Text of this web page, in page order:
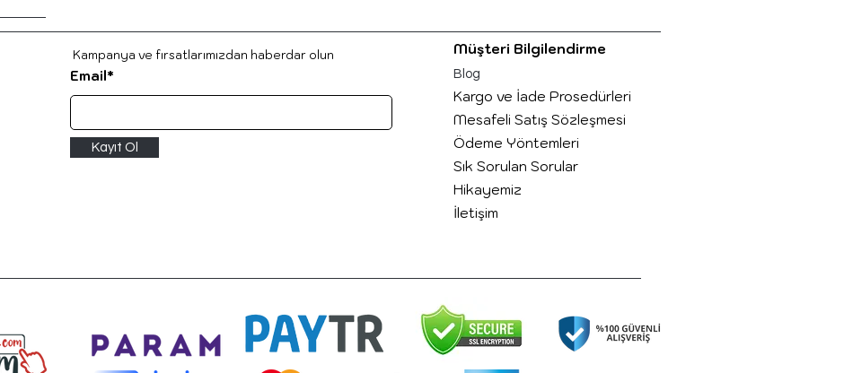
Kampanya ve fırsatlarımızdan haberdar olun
Email*
Kayıt Ol
Müşteri Bilgilendirme
Blog
Kargo ve İade Prosedürleri
Mesafeli Satış Sözleşmesi
Ödeme Yöntemleri
Sık Sorulan Sorular
Hikayemiz
İletişim